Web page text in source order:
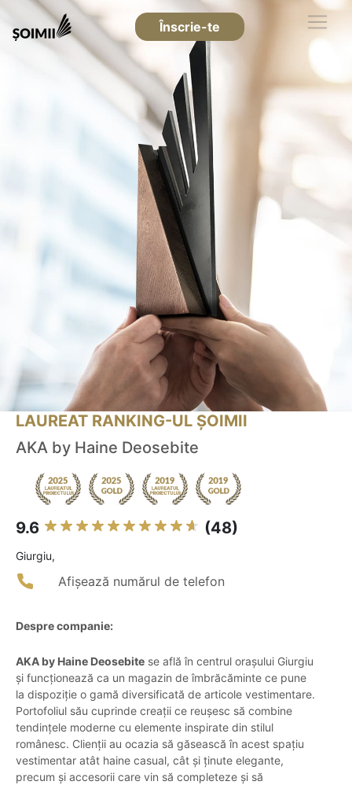
Înscrie-te
LAUREAT RANKING-UL ȘOIMII
AKA by Haine Deosebite
9.6 (48)
Giurgiu,
Afișează numărul de telefon
Despre companie:
AKA by Haine Deosebite se află în centrul orașului Giurgiu
și funcționează ca un magazin de îmbrăcăminte ce pune
la dispoziție o gamă diversificată de articole vestimentare.
Portofoliul său cuprinde creații ce reușesc să combine
tendințele moderne cu elemente inspirate din stilul
românesc. Clienții au ocazia să găsească în acest spațiu
vestimentar atât haine casual, cât și ținute elegante,
precum și accesorii care vin să completeze și să